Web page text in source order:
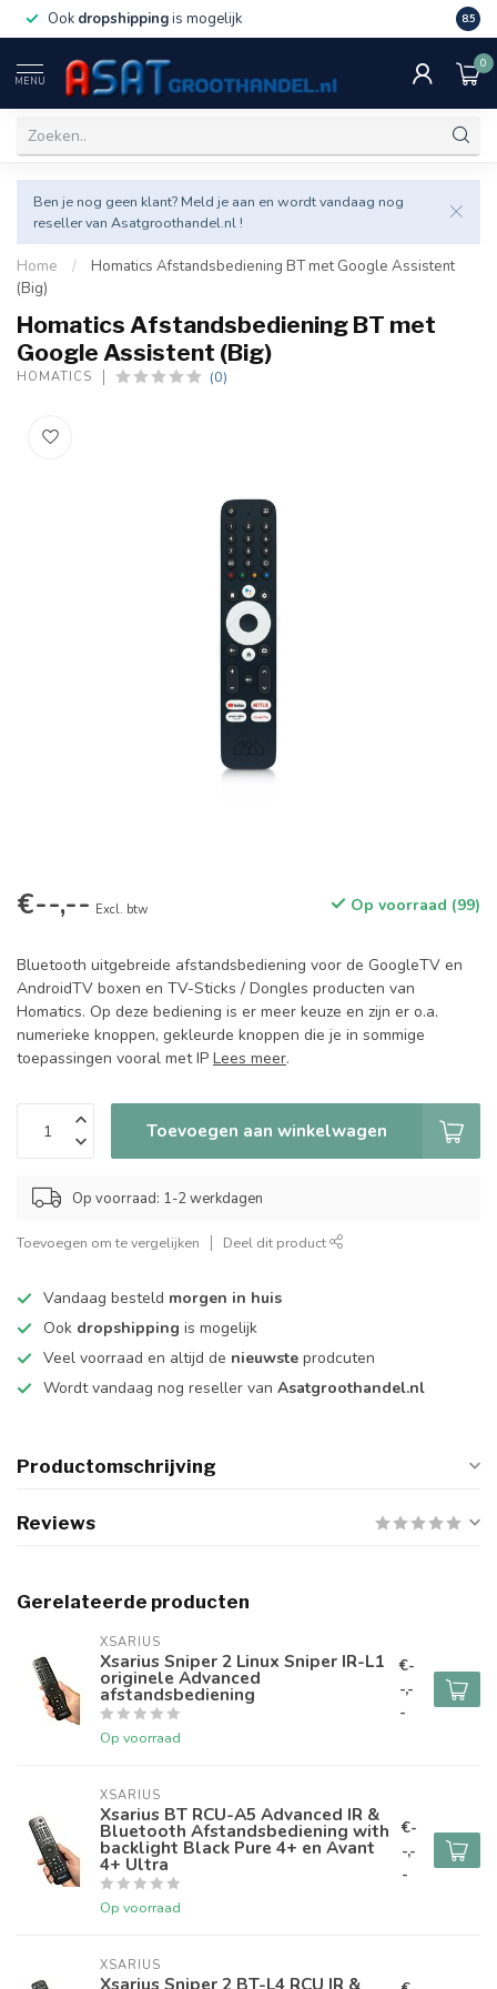
Ook dropshippingis mogelijk Veel
8.5
MENU
0
Ben je nog geen klant? Meld je aan en wordt vandaag nog
reseller van Asatgroothandel.nl !
Home /
Homatics Afstandsbediening BT met Google Assistent
(Big)
Homatics Afstandsbediening BT met
Google Assistent (Big)
HOMATICS (0)
€--,-- Excl. btw Op voorraad (99)
Bluetooth uitgebreide afstandsbediening voor de GoogleTV en
AndroidTV boxen en TV-Sticks / Dongles producten van
Homatics. Op deze bediening is er meer keuze en zijn er o.a.
numerieke knoppen, gekleurde knoppen die je in sommige
toepassingen vooral met IP Lees meer.
Toevoegen aan winkelwagen
Op voorraad: 1-2 werkdagen
Toevoegen om te vergelijken Deel dit product
Vandaag besteld morgen in huis
Ook dropshipping is mogelijk
Veel voorraad en altijd de nieuwste prodcuten
Wordt vandaag nog reseller van Asatgroothandel.nl
Productomschrijving
Reviews
Gerelateerde producten
XSARIUS
Xsarius Sniper 2 Linux Sniper IR-L1
originele Advanced
afstandsbediening
Op voorraad
€-
-,-
-
XSARIUS
Xsarius BT RCU-A5 Advanced IR &
Bluetooth Afstandsbediening with
backlight Black Pure 4+ en Avant
4+ Ultra
Op voorraad
€-
-,-
-
XSARIUS
Xsarius Sniper 2 BT-L4 RCU IR &